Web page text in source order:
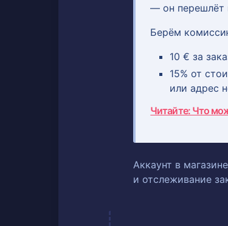
— он перешлёт
Берём
10 € за
15% от
или адрес
Читайте: Что
Аккаунт в
и отслеживание